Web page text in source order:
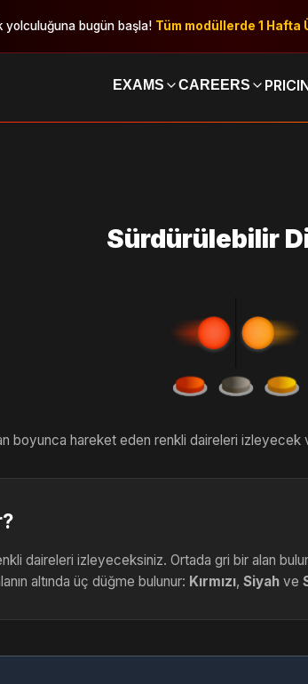
yolculuğuna bugün başla! Tüm modüllerde 1 Hafta
EXAMS CAREERS
Sürdürülebilir
boyunca hareket eden renkli daireleri
daireleri izleyeceksiniz. Ortada gri bir alan
altında üç düğme bulunur: Kırmızı, Siyah ve